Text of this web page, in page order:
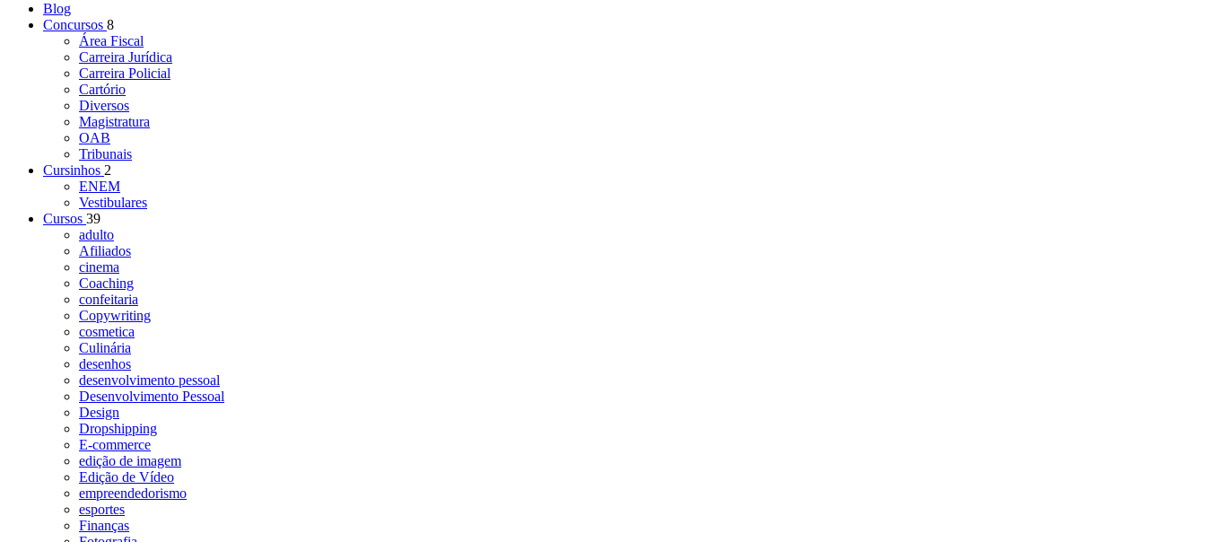
Blog
Concursos 8
Área Fiscal
Carreira Jurídica
Carreira Policial
Cartório
Diversos
Magistratura
OAB
Tribunais
Cursinhos 2
ENEM
Vestibulares
Cursos 39
adulto
Afiliados
cinema
Coaching
confeitaria
Copywriting
cosmetica
Culinária
desenhos
desenvolvimento pessoal
Desenvolvimento Pessoal
Design
Dropshipping
E-commerce
edição de imagem
Edição de Vídeo
empreendedorismo
esportes
Finanças